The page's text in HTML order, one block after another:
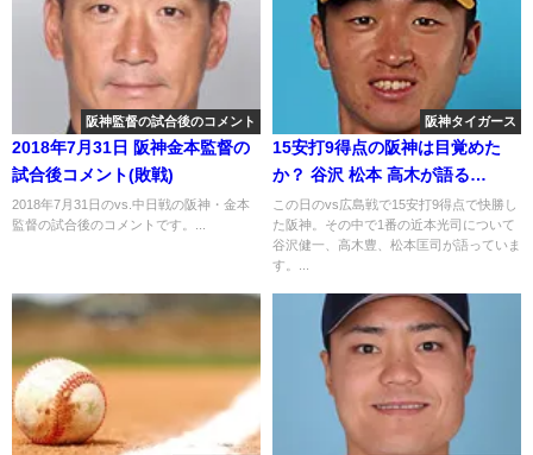
阪神監督の試合後のコメント
2018年7月31日 阪神金本監督の
試合後コメント(敗戦)
2018年7月31日のvs.中日戦の阪神・金本
監督の試合後のコメントです。...
阪神タイガース
15安打9得点の阪神は目覚めた
か？ 谷沢 松本 高木が語る
2020.7.4
この日のvs広島戦で15安打9得点で快勝し
た阪神。その中で1番の近本光司について
谷沢健一、高木豊、松本匡司が語っていま
す。...